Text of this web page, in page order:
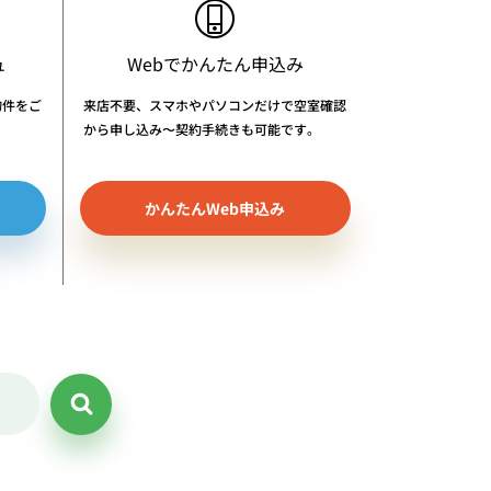
をご
Webでかんたん申込み
来店不要、スマホやパソコンだけで空室確認
から申し込み〜契約手続きも可能です。
かんたんWeb申込み